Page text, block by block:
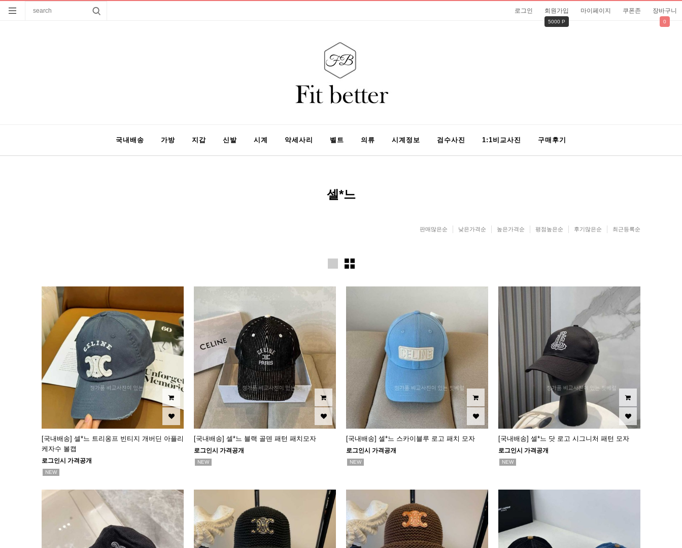
로그인 회원가입
5000 P
마이페이지 쿠폰존 장바구니
0
국내배송 가방 지갑 신발 시계 악세사리 벨트 의류 시계정보 검수사진 1:1비교사진 구매후기
셀*느
판매많은순 낮은가격순 높은가격순 평점높은순 후기많은순 최근등록순
[국내배송] 셀*느 트리옹프 빈티지 개버딘 아플리
케자수 볼캡
로그인시 가격공개
NEW
[국내배송] 셀*느 블랙 골덴 패턴 패치모자
로그인시 가격공개
NEW
[국내배송] 셀*느 스카이블루 로고 패치 모자
로그인시 가격공개
NEW
[국내배송] 셀*느 닷 로고 시그니처 패턴 모자
로그인시 가격공개
NEW